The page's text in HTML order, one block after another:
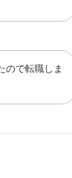
ので転職しま